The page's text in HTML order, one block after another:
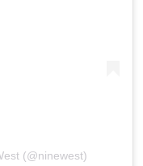
(@ninewest)